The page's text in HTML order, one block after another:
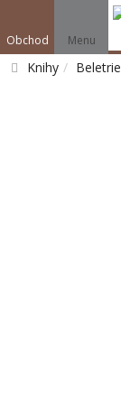
Obchod Menu
Knihy Beletrie